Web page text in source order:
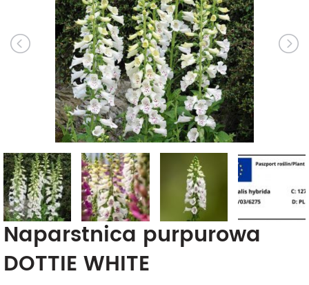
Naparstnica purpurowa
DOTTIE WHITE